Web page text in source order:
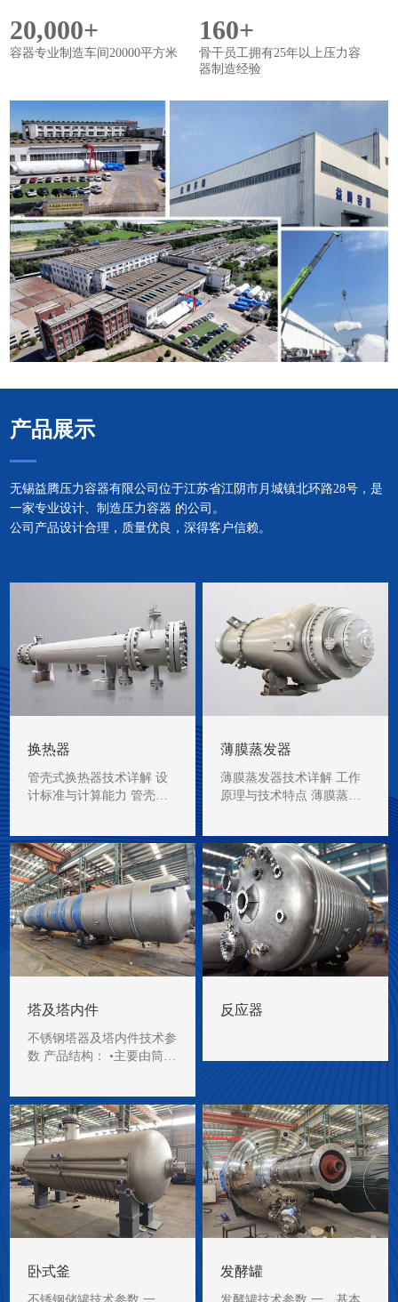
20,000+
容器专业制造车间20000平方米
160+
骨干员工拥有25年以上压力容
器制造经验
产品展示
无锡益腾压力容器有限公司位于江苏省江阴市月城镇北环路28号，是
一家专业设计、制造压力容器 的公司。
公司产品设计合理，质量优良，深得客户信赖。
换热器
管壳式换热器技术详解 设
计标准与计算能力 管壳式
薄膜蒸发器
薄膜蒸发器技术详解 工作
原理与技术特点 薄膜蒸发
塔及塔内件
不锈钢塔器及塔内件技术参
数 产品结构： •主要由筒
反应器
卧式釜 发酵罐